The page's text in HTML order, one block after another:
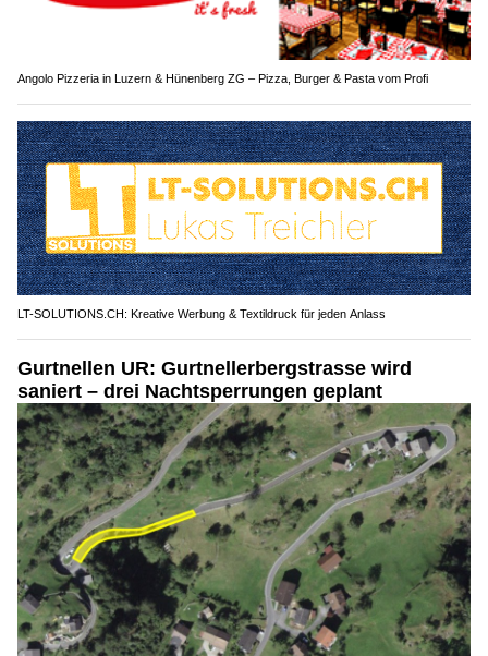
Angolo Pizzeria in Luzern & Hünenberg ZG – Pizza, Burger & Pasta vom Profi
LT-SOLUTIONS.CH: Kreative Werbung & Textildruck für jeden Anlass
Gurtnellen UR: Gurtnellerbergstrasse wird
saniert – drei Nachtsperrungen geplant